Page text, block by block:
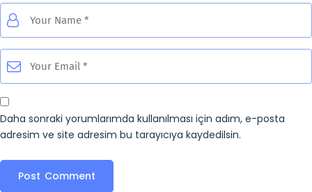
Daha sonraki yorumlarımda kullanılması için adım, e-posta
adresim ve site adresim bu tarayıcıya kaydedilsin.